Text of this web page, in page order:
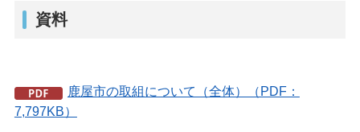
資料
鹿屋市の取組について（全体）（PDF：
7,797KB）